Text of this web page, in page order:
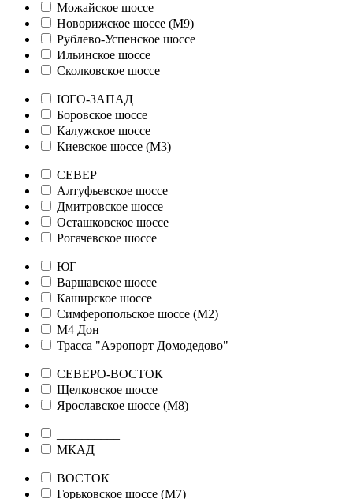
Можайское шоссе
Новорижское шоссе (М9)
Рублево-Успенское шоссе
Ильинское шоссе
Сколковское шоссе
ЮГО-ЗАПАД
Боровское шоссе
Калужское шоссе
Киевское шоссе (М3)
СЕВЕР
Алтуфьевское шоссе
Дмитровское шоссе
Осташковское шоссе
Рогачевское шоссе
ЮГ
Варшавское шоссе
Каширское шоссе
Симферопольское шоссе (М2)
М4 Дон
Трасса "Аэропорт Домодедово"
СЕВЕРО-ВОСТОК
Щелковское шоссе
Ярославское шоссе (М8)
МКАД
ВОСТОК
Горьковское шоссе (М7)